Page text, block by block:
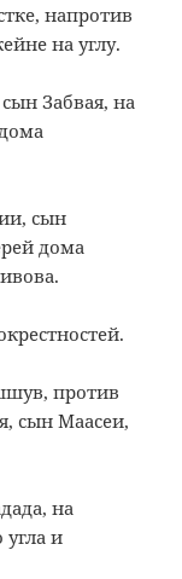
напротив
на углу.
Забвая, на
сын
дома
против
сын Маасеи,
на
и